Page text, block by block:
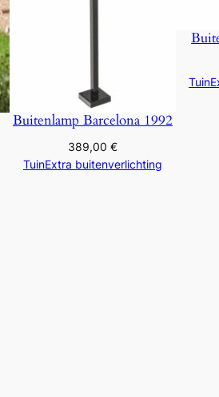
Buitenlamp Barcelona 1992
389,00 €
TuinExtra buitenverlichting